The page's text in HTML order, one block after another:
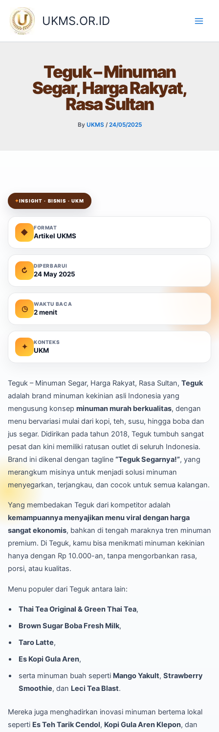
content
UKMS.OR.ID
Teguk – Minuman
Segar, Harga Rakyat,
Rasa Sultan
By UKMS /24/05/2025
✦INSIGHT · BISNIS · UKM
◆
FORMAT
Artikel UKMS
↻
DIPERBARUI
24 May 2025
◷
WAKTU BACA
2 menit
✦
KONTEKS
UKM
Teguk – Minuman Segar, Harga Rakyat, Rasa Sultan, Teguk
adalah brand minuman kekinian asli Indonesia yang
mengusung konsep minuman murah berkualitas, dengan
menu bervariasi mulai dari kopi, teh, susu, hingga boba dan
jus segar. Didirikan pada tahun 2018, Teguk tumbuh sangat
pesat dan kini memiliki ratusan outlet di seluruh Indonesia.
Brand ini dikenal dengan tagline “Teguk Segarnya!”, yang
merangkum misinya untuk menjadi solusi minuman
menyegarkan, terjangkau, dan cocok untuk semua kalangan.
Yang membedakan Teguk dari kompetitor adalah
kemampuannya menyajikan menu viral dengan harga
sangat ekonomis, bahkan di tengah maraknya tren minuman
premium. Di Teguk, kamu bisa menikmati minuman kekinian
hanya dengan Rp 10.000-an, tanpa mengorbankan rasa,
porsi, atau kualitas.
Menu populer dari Teguk antara lain:
Thai Tea Original & Green Thai Tea,
Brown Sugar Boba Fresh Milk,
Taro Latte,
Es Kopi Gula Aren,
serta minuman buah seperti Mango Yakult, Strawberry
Smoothie, dan Leci Tea Blast.
Mereka juga menghadirkan inovasi minuman bertema lokal
seperti Es Teh Tarik Cendol, Kopi Gula Aren Klepon, dan